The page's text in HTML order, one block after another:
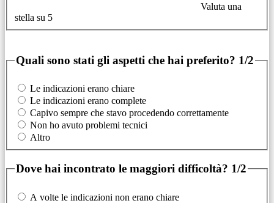
Valuta una
stella su 5
Quali sono stati gli aspetti che hai preferito? 1/2
Le indicazioni erano chiare
Le indicazioni erano complete
Capivo sempre che stavo procedendo correttamente
Non ho avuto problemi tecnici
Altro
Dove hai incontrato le maggiori difficoltà? 1/2
A volte le indicazioni non erano chiare